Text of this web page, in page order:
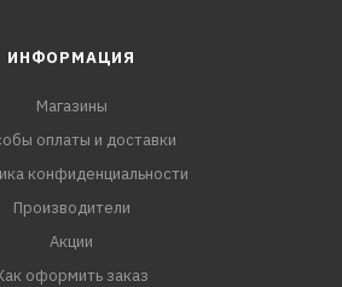
ИНФОРМАЦИЯ
Магазины
оплаты и доставки
конфиденциальности
Производители
Акции
оформить заказ